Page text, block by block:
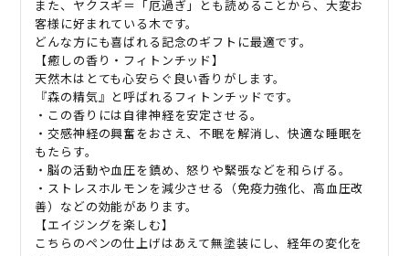
また、ヤクスギ＝「厄過ぎ」とも読めることから、大変お
客様に好まれている木です。
どんな方にも喜ばれる記念のギフトに最適です。
【癒しの香り・フィトンチッド】
天然木はとても心安らぐ良い香りがします。
『森の精気』と呼ばれるフィトンチッドです。
・この香りには自律神経を安定させる。
・交感神経の興奮をおさえ、不眠を解消し、快適な睡眠を
もたらす。
・脳の活動や血圧を鎮め、怒りや緊張などを和らげる。
・ストレスホルモンを減少させる（免疫力強化、高血圧改
善）などの効能があります。
【エイジングを楽しむ】
こちらのペンの仕上げはあえて無塗装にし、経年の変化を